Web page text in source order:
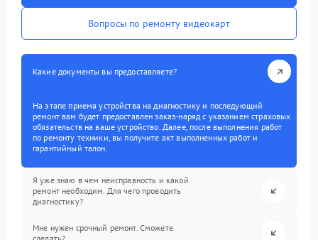
Вопросы по ремонту видеокарт
Какие документы вы предоставляете?
На этапе приема устройства на диагностику и последующий
ремонт вам будет предоставлен заказ-наряд с указанием страховых
обязательств на ваше устройство. Далее, после выполнения работ
по ремонту техники, вы получите акт выполненных работ и
гарантийный талон.
Я уже знаю в чем неисправность и какой
ремонт необходим. Для чего проводить
диагностику?
Мне нужен срочный ремонт. Сможете